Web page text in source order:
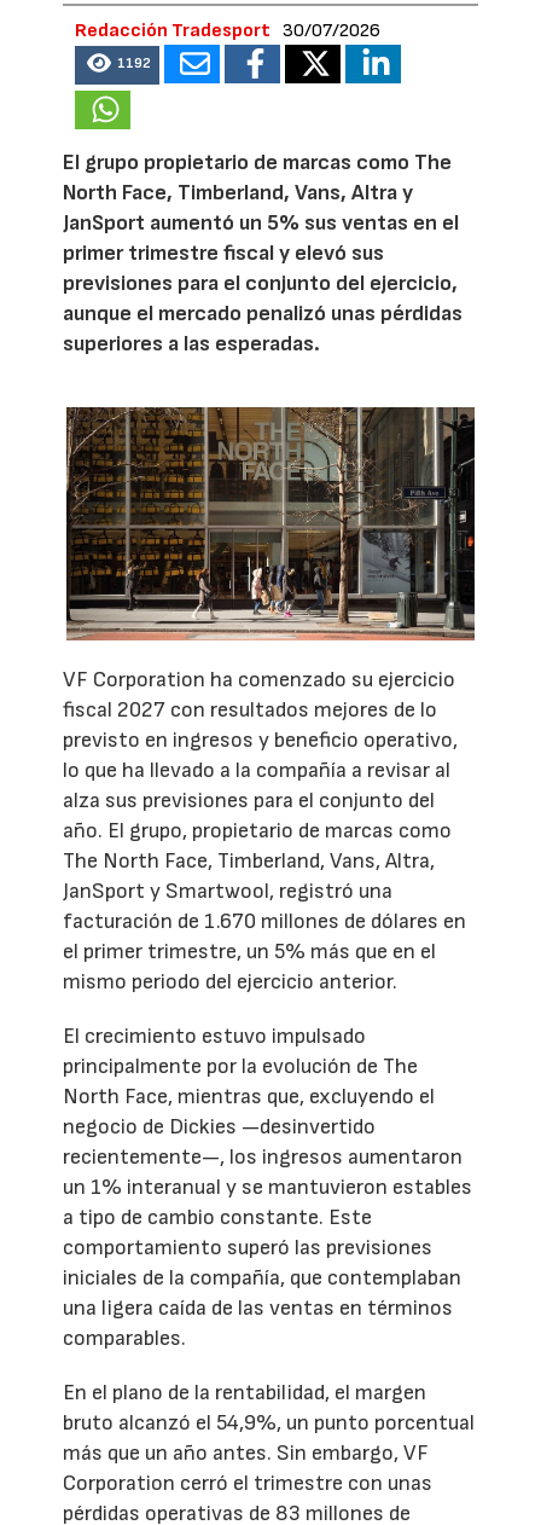
Redacción Tradesport 30/07/2026
1192
El grupo propietario de marcas como The
North Face, Timberland, Vans, Altra y
JanSport aumentó un 5% sus ventas en el
primer trimestre fiscal y elevó sus
previsiones para el conjunto del ejercicio,
aunque el mercado penalizó unas pérdidas
superiores a las esperadas.
VF Corporation ha comenzado su ejercicio
fiscal 2027 con resultados mejores de lo
previsto en ingresos y beneficio operativo,
lo que ha llevado a la compañía a revisar al
alza sus previsiones para el conjunto del
año. El grupo, propietario de marcas como
The North Face, Timberland, Vans, Altra,
JanSport y Smartwool, registró una
facturación de 1.670 millones de dólares en
el primer trimestre, un 5% más que en el
mismo periodo del ejercicio anterior.
El crecimiento estuvo impulsado
principalmente por la evolución de The
North Face, mientras que, excluyendo el
negocio de Dickies —desinvertido
recientemente—, los ingresos aumentaron
un 1% interanual y se mantuvieron estables
a tipo de cambio constante. Este
comportamiento superó las previsiones
iniciales de la compañía, que contemplaban
una ligera caída de las ventas en términos
comparables.
En el plano de la rentabilidad, el margen
bruto alcanzó el 54,9%, un punto porcentual
más que un año antes. Sin embargo, VF
Corporation cerró el trimestre con unas
pérdidas operativas de 83 millones de